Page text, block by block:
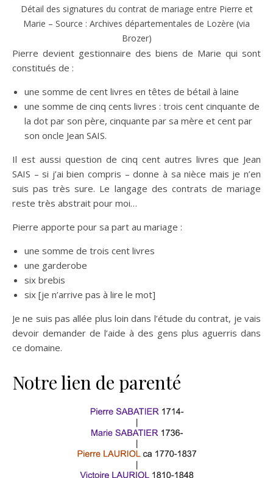
Détail des signatures du contrat de mariage entre Pierre et
Marie – Source : Archives départementales de Lozère (via
Brozer)
Pierre devient gestionnaire des biens de Marie qui sont
constitués de :
une somme de cent livres en têtes de bétail à laine
une somme de cinq cents livres : trois cent cinquante de
la dot par son père, cinquante par sa mère et cent par
son oncle Jean SAIS.
Il est aussi question de cinq cent autres livres que Jean
SAIS – si j’ai bien compris – donne à sa nièce mais je n’en
suis pas très sure. Le langage des contrats de mariage
reste très abstrait pour moi…
Pierre apporte pour sa part au mariage :
une somme de trois cent livres
une garderobe
six brebis
six [je n’arrive pas à lire le mot]
Je ne suis pas allée plus loin dans l’étude du contrat, je vais
devoir demander de l’aide à des gens plus aguerris dans
ce domaine.
Notre lien de parenté